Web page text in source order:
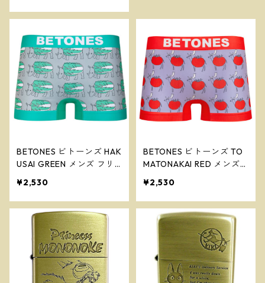
BETONES ビトーンズ HAK
USAI GREEN メンズ フリ
※ネコポスで送料無料※
¥2,530
BETONES ビトーンズ TO
MATONAKAI RED メンズ
ンツ ※ネコポスで送料無
料※
¥2,530